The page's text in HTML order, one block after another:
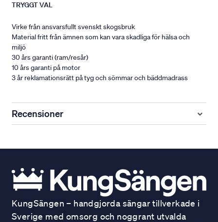
TRYGGT VAL
Virke från ansvarsfullt svenskt skogsbruk
Material fritt från ämnen som kan vara skadliga för hälsa och
miljö
30 års garanti (ram/resår)
10 års garanti på motor
3 år reklamationsrätt på tyg och sömmar och bäddmadrass
Recensioner
KungSängen – handgjorda sängar tillverkade i
Sverige med omsorg och noggrant utvalda